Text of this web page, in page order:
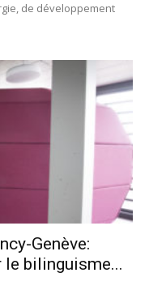
de développement
Genève:
le bilinguisme...